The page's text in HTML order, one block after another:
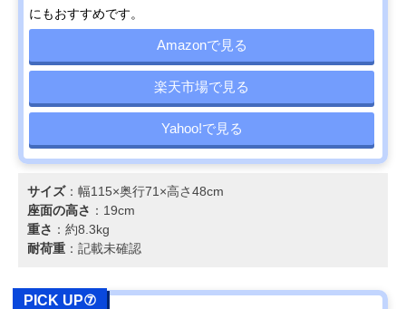
にもおすすめです。
Amazonで見る
楽天市場で見る
Yahoo!で見る
サイズ：幅115×奥行71×高さ48cm
座面の高さ ：19cm
重さ ：約8.3kg
耐荷重 ：記載未確認
PICK UP⑦